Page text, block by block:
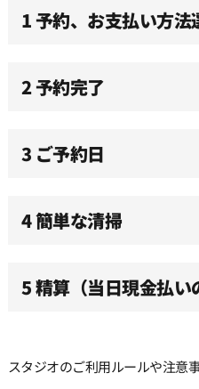
11:00
11:30
12:00
13:30
1 予約、お支払い方法
2 予約完了
3 ご予約日
4 簡単な清掃
5 精算（当日現金払い
スタジオのご利用ルールや注意